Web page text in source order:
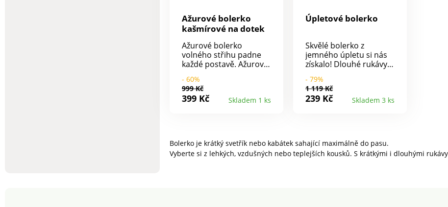
Ažurové bolerko
kašmírové na dotek
Ažurové bolerko
volného střihu padne
každé postavě. Ažurový
dotek. 3/4 rukávy.
Vpředu na knoflíky tón v
tónu. Žebrované
- 60%
999 Kč
399 Kč Skladem 1 ks
Úpletové bolerko
Skvělé bolerko z
jemného úpletu si nás
získalo! Dlouhé rukávy.
zakulacený a vzadu
rovný spodní lem. Z
měkkého úpletu. Lze
- 79%
1 119 Kč
239 Kč Skladem 3 ks
Bolerko je krátký svetřík nebo kabátek sahající maximálně do pasu.
Vyberte si z lehkých, vzdušných nebo teplejších kousků. S krátkými i dlouhými